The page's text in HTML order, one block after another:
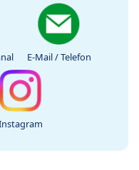
E-Mail / Telefon